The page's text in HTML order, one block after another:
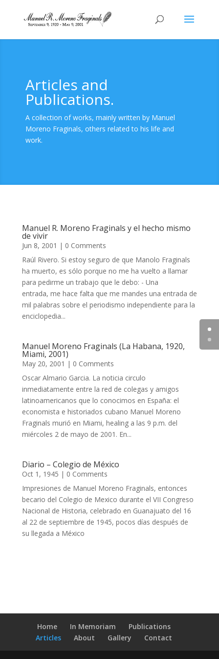
Articles and
Publications.
A collection of works, mainly written by Manuel
Moreno Fraginals, others related to his life and
work.
Manuel R. Moreno Fraginals y el hecho mismo
de vivir
Jun 8, 2001 | 0 Comments
Raúl Rivero. Si estoy seguro de que Manolo Fraginals
ha muerto, es sólo porque no me ha vuelto a llamar
para pedirme un trabajo que le debo: - Una
entrada, me hace falta que me mandes una entrada de
mil palabras sobre el periodismo independiente para la
enciclopedia...
Manuel Moreno Fraginals (La Habana, 1920,
Miami, 2001)
May 20, 2001 | 0 Comments
Oscar Almario Garcia. La noticia circulo
inmediatamente entre la red de colegas y amigos
latinoamericanos que lo conocimos en España: el
economista e historiados cubano Manuel Moreno
Fraginals murió en Miami, healing a las 9 p.m. del
miércoles 2 de mayo de 2001. En...
Diario – Colegio de México
Oct 1, 1945 | 0 Comments
Impresiones de Manuel Moreno Fraginals, entonces
becario del Colegio de Mexico durante el VII Congreso
Nacional de Historia, celebrado en Guanajuato del 16
al 22 de septiembre de 1945, pocos días después de
su llegada a México
Home In Memoriam
Publications
Articles
About Gallery Contact